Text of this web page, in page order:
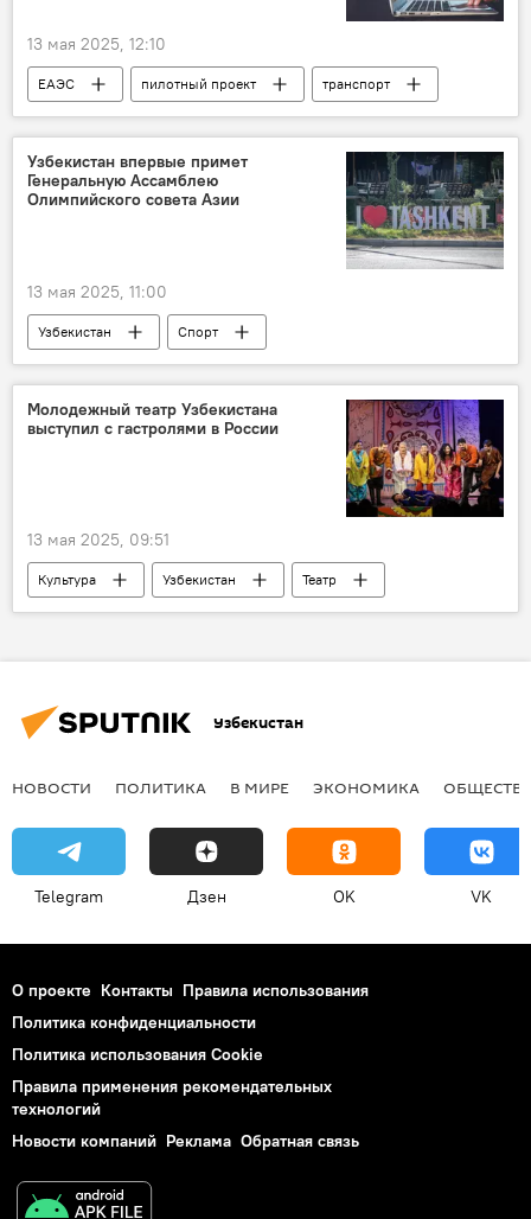
13 мая 2025, 12:10
ЕАЭС пилотный проект
транспорт
цифровизация
ЕЭК
Узбекистан впервые примет
Генеральную Ассамблею
Олимпийского совета Азии
13 мая 2025, 11:00
Узбекистан
Спорт
НОК Узбекистана
Ташкент
Молодежный театр Узбекистана
выступил с гастролями в России
13 мая 2025, 09:51
Культура Узбекистан
Театр
гастроли
Россия
Узбекистан
НОВОСТИ ПОЛИТИКА В МИРЕ ЭКОНОМИКА
Telegram Дзен OK VK
О проекте Контакты Правила использования
Политика конфиденциальности
Политика использования Cookie
Правила применения рекомендательных
технологий
Новости компаний Реклама Обратная связь